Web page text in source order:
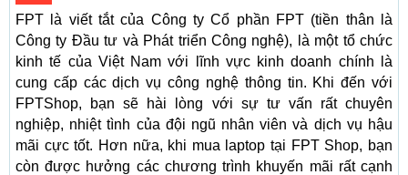
FPT là viết tắt của Công ty Cổ phần FPT (tiền thân là
Công ty Đầu tư và Phát triển Công nghệ), là một tổ chức
kinh tế của Việt Nam với lĩnh vực kinh doanh chính là
cung cấp các dịch vụ công nghệ thông tin. Khi đến với
FPTShop, bạn sẽ hài lòng với sự tư vấn rất chuyên
nghiệp, nhiệt tình của đội ngũ nhân viên và dịch vụ hậu
mãi cực tốt. Hơn nữa, khi mua laptop tại FPT Shop, bạn
còn được hưởng các chương trình khuyến mãi rất cạnh